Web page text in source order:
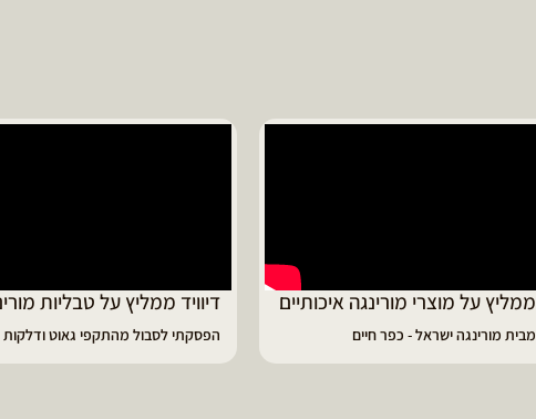
דיוויד ממליץ על טבליות מורינגה
הפסקתי לסבול מהתקפי גאוט ודלקות
מוריה ממליצה
פיתרון מעולה לאמהות ולחיזוק הגוף